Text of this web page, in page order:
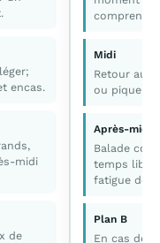
encas.
midi
de
Midi
Retour au
ou pique-
Après-midi
Balade
temps libre
fatigue de
Plan B
En cas de